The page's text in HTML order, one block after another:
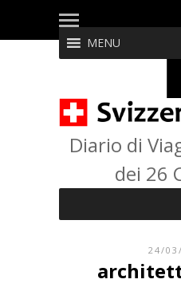
MENU
Diario di
dei 26
24/